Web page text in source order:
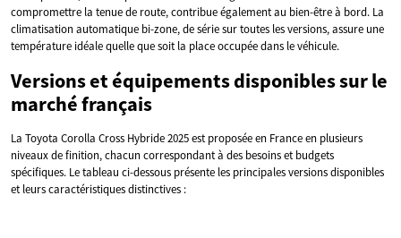
compromettre la tenue de route, contribue également au bien-être à bord. La
climatisation automatique bi-zone, de série sur toutes les versions, assure une
température idéale quelle que soit la place occupée dans le véhicule.
Versions et équipements disponibles sur le
marché français
La Toyota Corolla Cross Hybride 2025 est proposée en France en plusieurs
niveaux de finition, chacun correspondant à des besoins et budgets
spécifiques. Le tableau ci-dessous présente les principales versions disponibles
et leurs caractéristiques distinctives :